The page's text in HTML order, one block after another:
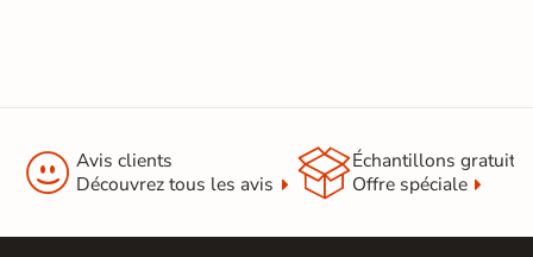
 Avis clients
Découvrez tous les avis
Échantillons gratuit
Offre spéciale